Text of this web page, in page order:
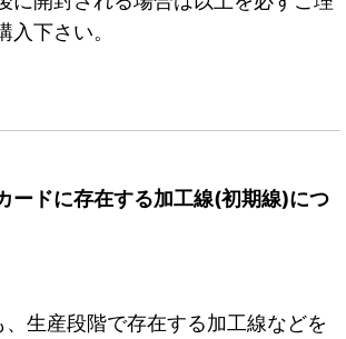
入下さい。
ードに存在する加工線(初期線)につ
生産段階で存在する加工線などを